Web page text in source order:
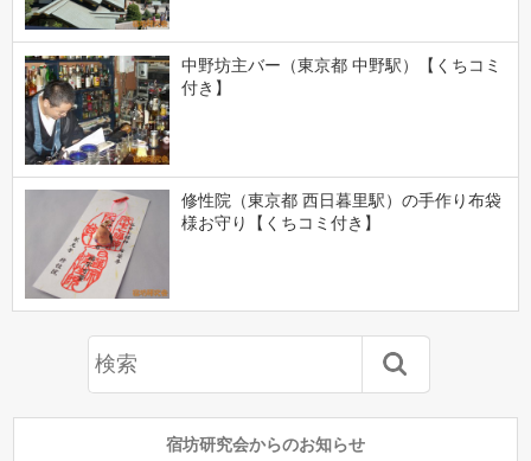
中野坊主バー（東京都 中野駅）【くちコミ
付き】
修性院（東京都 西日暮里駅）の手作り布袋
様お守り【くちコミ付き】
宿坊研究会からのお知らせ